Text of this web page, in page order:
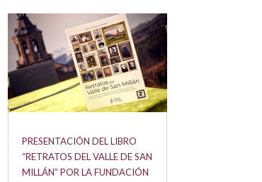
PRESENTACIÓN DEL LIBRO
“RETRATOS DEL VALLE DE SAN
MILLÁN” POR LA FUNDACIÓN